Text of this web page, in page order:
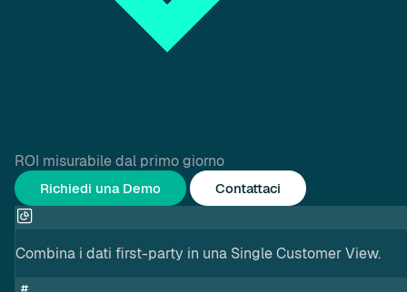
ROI misurabile dal primo giorno
Richiedi una Demo Contattaci
Combina i dati first-party in una Single Customer View.